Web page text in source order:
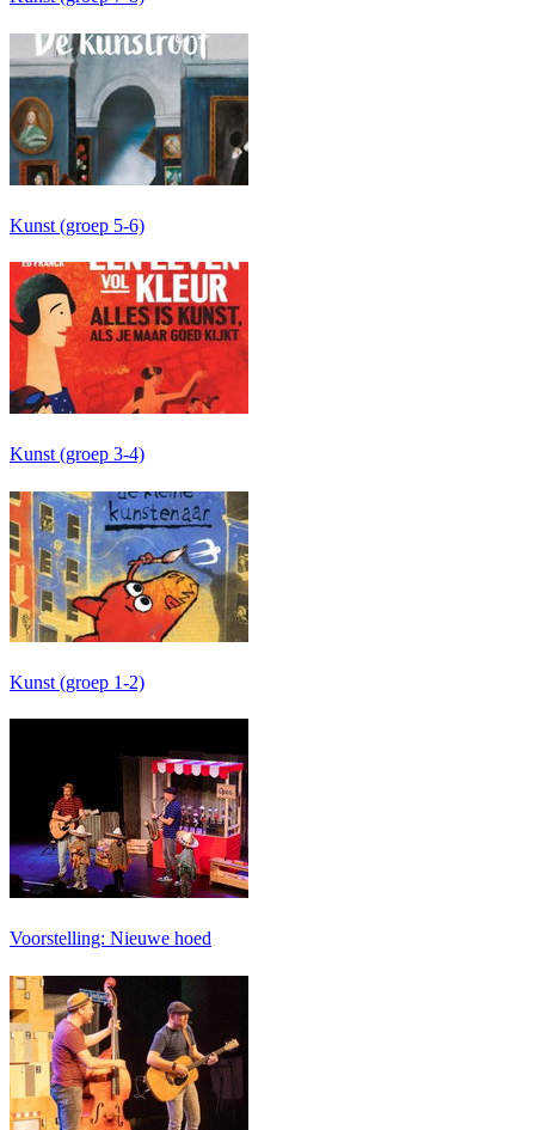
Kunst (groep 5-6)
Kunst (groep 3-4)
Kunst (groep 1-2)
Voorstelling: Nieuwe hoed